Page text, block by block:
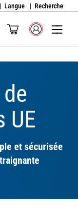
Langue Recherche
UE
et sécurisée